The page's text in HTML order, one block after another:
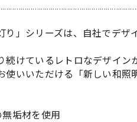
り」シリーズは、自社でデザ
続けているレトロなデザイ
使いいただける「新しい和照
垢材を使用